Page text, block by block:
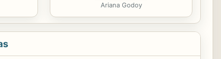
Ariana Godoy